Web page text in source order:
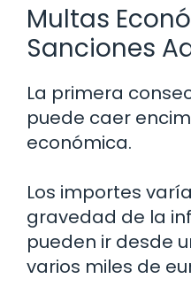
Multas
Sanciones
La primera
puede caer
económica.
Los importes
gravedad de la
pueden ir desde
varios miles de